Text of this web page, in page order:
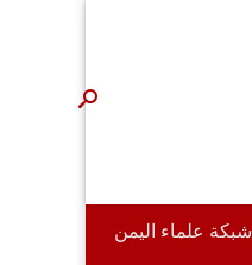
شبكة علماء اليمن